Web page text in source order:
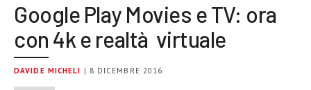
Google Play Movies e TV: ora
con 4k e realtà virtuale
DAVIDE MICHELI | 8 DICEMBRE 2016